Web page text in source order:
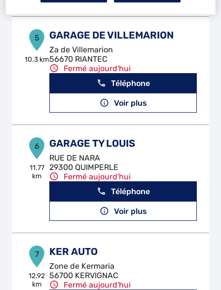
5
10.3 km
GARAGE DE VILLEMARION
Za de Villemarion
56670 RIANTEC
Fermé aujourd'hui
Téléphone
Voir plus
6
11.77
km
GARAGE TY LOUIS
RUE DE NARA
29300 QUIMPERLE
Fermé aujourd'hui
Téléphone
Voir plus
7
12.92
km
KER AUTO
Zone de Kermaria
56700 KERVIGNAC
Fermé aujourd'hui